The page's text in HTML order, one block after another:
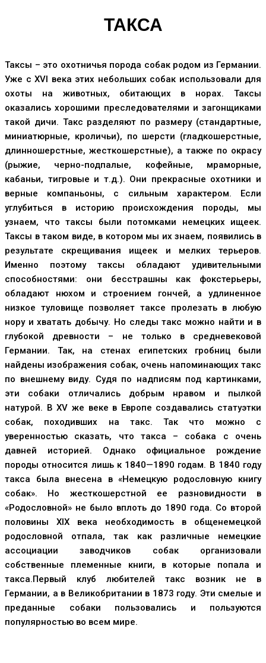
ТАКСА
Таксы – это охотничья порода собак родом из Германии.
Уже с XVI века этих небольших собак использовали для
охоты на животных, обитающих в норах. Таксы
оказались хорошими преследователями и загонщиками
такой дичи. Такс разделяют по размеру (стандартные,
миниатюрные, кроличьи), по шерсти (гладкошерстные,
длинношерстные, жесткошерстные), а также по окрасу
(рыжие, черно-подпалые, кофейные, мраморные,
кабаньи, тигровые и т.д.). Они прекрасные охотники и
верные компаньоны, с сильным характером. Если
углубиться в историю происхождения породы, мы
узнаем, что таксы были потомками немецких ищеек.
Таксы в таком виде, в котором мы их знаем, появились в
результате скрещивания ищеек и мелких терьеров.
Именно поэтому таксы обладают удивительными
способностями: они бесстрашны как фокстерьеры,
обладают нюхом и строением гончей, а удлиненное
низкое туловище позволяет таксе пролезать в любую
нору и хватать добычу. Но следы такс можно найти и в
глубокой древности – не только в средневековой
Германии. Так, на стенах египетских гробниц были
найдены изображения собак, очень напоминающих такс
по внешнему виду. Судя по надписям под картинками,
эти собаки отличались добрым нравом и пылкой
натурой. В XV же веке в Европе создавались статуэтки
собак, походивших на такс. Так что можно с
уверенностью сказать, что такса – собака с очень
давней историей. Однако официальное рождение
породы относится лишь к 1840—1890 годам. В 1840 году
такса была внесена в «Немецкую родословную книгу
собак». Но жесткошерстной ее разновидности в
«Родословной» не было вплоть до 1890 года. Со второй
половины ХIХ века необходимость в общенемецкой
родословной отпала, так как различные немецкие
ассоциации заводчиков собак организовали
собственные племенные книги, в которые попала и
такса.Первый клуб любителей такс возник не в
Германии, а в Великобритании в 1873 году. Эти смелые и
преданные собаки пользовались и пользуются
популярностью во всем мире.